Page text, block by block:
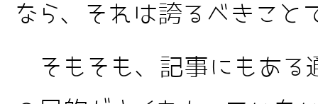
なら、それは誇るべきこと
そもそも、記事にもある